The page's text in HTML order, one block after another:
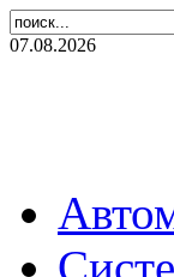
07.08.2026